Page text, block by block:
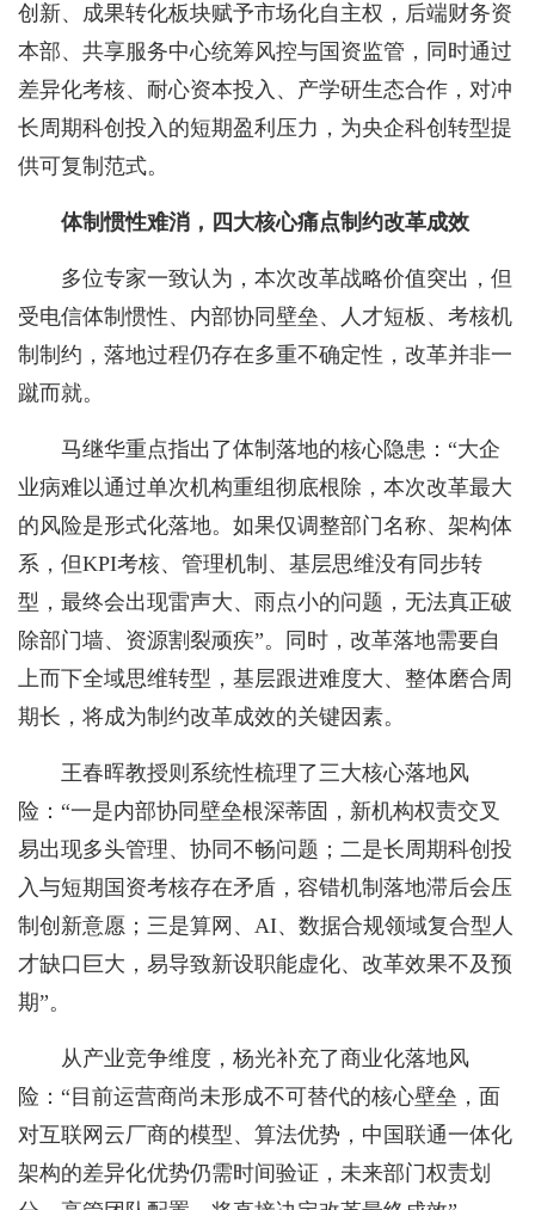
创新、成果转化板块赋予市场化自主权，后端财务资
本部、共享服务中心统筹风控与国资监管，同时通过
差异化考核、耐心资本投入、产学研生态合作，对冲
长周期科创投入的短期盈利压力，为央企科创转型提
供可复制范式。
体制惯性难消，四大核心痛点制约改革成效
多位专家一致认为，本次改革战略价值突出，但
受电信体制惯性、内部协同壁垒、人才短板、考核机
制制约，落地过程仍存在多重不确定性，改革并非一
蹴而就。
马继华重点指出了体制落地的核心隐患：“大企
业病难以通过单次机构重组彻底根除，本次改革最大
的风险是形式化落地。如果仅调整部门名称、架构体
系，但KPI考核、管理机制、基层思维没有同步转
型，最终会出现雷声大、雨点小的问题，无法真正破
除部门墙、资源割裂顽疾”。同时，改革落地需要自
上而下全域思维转型，基层跟进难度大、整体磨合周
期长，将成为制约改革成效的关键因素。
王春晖教授则系统性梳理了三大核心落地风
险：“一是内部协同壁垒根深蒂固，新机构权责交叉
易出现多头管理、协同不畅问题；二是长周期科创投
入与短期国资考核存在矛盾，容错机制落地滞后会压
制创新意愿；三是算网、AI、数据合规领域复合型人
才缺口巨大，易导致新设职能虚化、改革效果不及预
期”。
从产业竞争维度，杨光补充了商业化落地风
险：“目前运营商尚未形成不可替代的核心壁垒，面
对互联网云厂商的模型、算法优势，中国联通一体化
架构的差异化优势仍需时间验证，未来部门权责划